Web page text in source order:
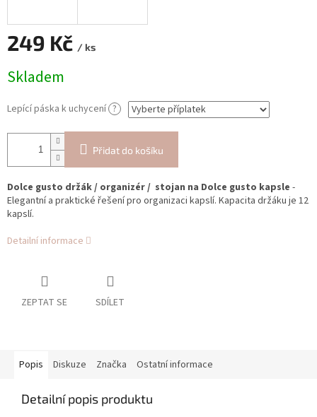
249 Kč / ks
cena:
Skladem
Lepící páska k uchycení ?
Přidat do košíku
Dolce gusto držák / organizér / stojan na Dolce gusto kapsle -
Elegantní a praktické řešení pro organizaci kapslí. Kapacita držáku je 12
kapslí.
Detailní informace
ZEPTAT SE SDÍLET
Popis Diskuze Značka Ostatní informace
Detailní popis produktu